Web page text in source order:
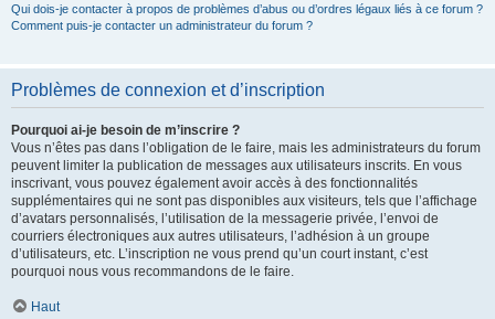
Qui dois-je contacter à propos de problèmes d’abus ou d’ordres légaux liés à ce forum ?
Comment puis-je contacter un administrateur du forum ?
Problèmes de connexion et d’inscription
Pourquoi ai-je besoin de m’inscrire ?
Vous n’êtes pas dans l’obligation de le faire, mais les administrateurs du forum
peuvent limiter la publication de messages aux utilisateurs inscrits. En vous
inscrivant, vous pouvez également avoir accès à des fonctionnalités
supplémentaires qui ne sont pas disponibles aux visiteurs, tels que l’affichage
d’avatars personnalisés, l’utilisation de la messagerie privée, l’envoi de
courriers électroniques aux autres utilisateurs, l’adhésion à un groupe
d’utilisateurs, etc. L’inscription ne vous prend qu’un court instant, c’est
pourquoi nous vous recommandons de le faire.
Haut